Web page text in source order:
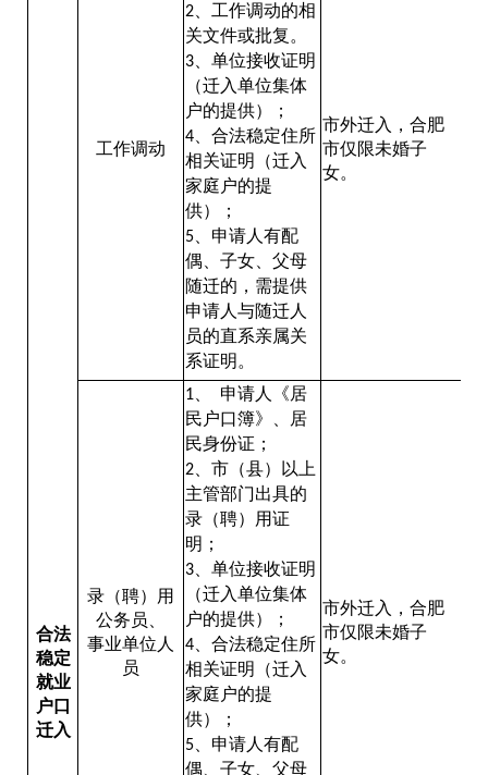
合法
稳定
就业
户口
迁入
工作调动
2 、工作调动的相
关文件或批复。
3 、单位接收证明
（迁入单位集体
户的提供）；
4 、合法稳定住所
相关证明（迁入
家庭户的提
供）；
5 、申请人有配
偶、子女、父母
随迁的，需提供
申请人与随迁人
员的直系亲属关
系证明。
市外迁入，合肥
市仅限未婚子
女。
录（聘）用
公务员、
事业单位人
员
1
申请人《居
民户口簿》、居
民身份证；
2 、市（县）以上
主管部门出具的
录（聘）用证
明；
3 、单位接收证明
（迁入单位集体
户的提供）；
4 、合法稳定住所
相关证明（迁入
家庭户的提
供）；
5 、申请人有配
偶、子女、父母
市外迁入，合肥
市仅限未婚子
女。